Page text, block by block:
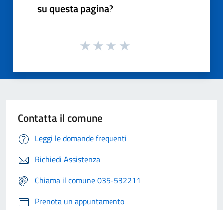
su questa pagina?
Contatta il comune
Leggi le domande frequenti
Richiedi Assistenza
Chiama il comune 035-532211
Prenota un appuntamento